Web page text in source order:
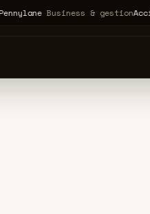
Business & gestionAccioE-